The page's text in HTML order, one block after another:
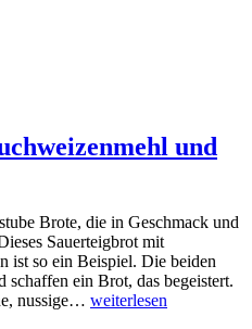
und
Brote, die in Geschmack und
Sauerteigbrot mit
ist so ein Beispiel. Die beiden
schaffen ein Brot, das begeistert.
nussige… weiterlesen